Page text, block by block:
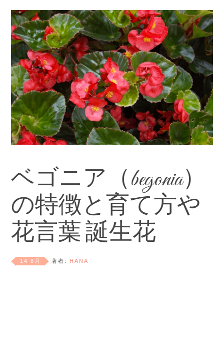
ベゴニア（begonia）
の特徴と育て方や
花言葉 誕生花
14 8月 著者: HANA